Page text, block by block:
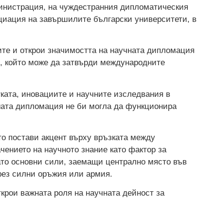
на чуждестранния дипломатическия
на завършилите български университети, в
и открои значимостта на научната дипломация
който може да затвърди международните
иновациите и научните изследвания в
дипломация не би могла да функционира
постави акцент върху връзката между
на научното знание като фактор за
основни сили, заемащи централно място във
силни оръжия или армия.
важната роля на научната дейност за